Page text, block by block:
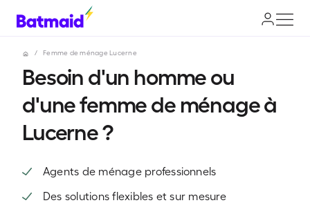
/ Femme de ménage Lucerne
Besoin d'un homme ou
d'une femme de ménage à
Lucerne ?
Agents de ménage professionnels
Des solutions flexibles et sur mesure